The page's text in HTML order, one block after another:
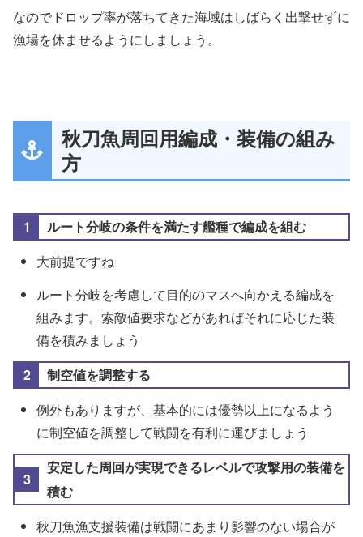
なのでドロップ率が落ちてきた海域はしばらく出撃せずに
漁場を休ませるようにしましょう。
秋刀魚周回用編成・装備の組み
方
ルート分岐の条件を満たす艦種で編成を組む
大前提ですね
ルート分岐を考慮して目的のマスへ向かえる編成を
組みます。索敵値要求などがあればそれに応じた装
備を積みましょう
制空値を調整する
例外もありますが、基本的には優勢以上になるよう
に制空値を調整して戦闘を有利に運びましょう
安定した周回が実現できるレベルで攻撃用の装備を
積む
秋刀魚漁支援装備は戦闘にあまり影響のない場合が